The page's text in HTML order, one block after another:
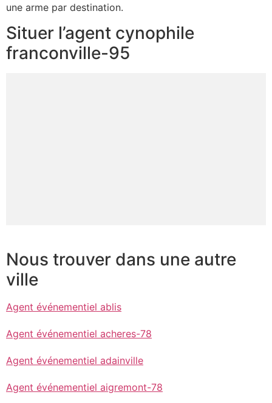
une arme par destination.
Situer l’agent cynophile
franconville-95
Nous trouver dans une autre
ville
Agent événementiel ablis
Agent événementiel acheres-78
Agent événementiel adainville
Agent événementiel aigremont-78